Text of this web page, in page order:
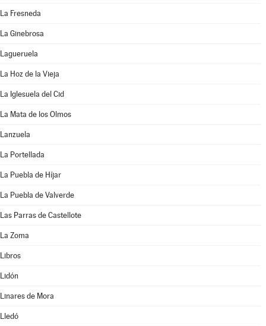
La Fresneda
La Ginebrosa
Lagueruela
La Hoz de la Vieja
La Iglesuela del Cid
La Mata de los Olmos
Lanzuela
La Portellada
La Puebla de Híjar
La Puebla de Valverde
Las Parras de Castellote
La Zoma
Libros
Lidón
Linares de Mora
Lledó